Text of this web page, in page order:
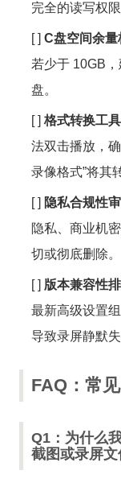
完全的读写权限
[ ] C盘空间余量
若少于 10GB
盘。
[ ] 格式转换工
法双击播放，
录像格式”将其
[ ] 隐私合规性
隐私、商业机
切或彻底删除。
[ ] 版本兼容性
最新高级设置
导致录屏静默失
FAQ：常
Q1：为什么
截图或录屏文